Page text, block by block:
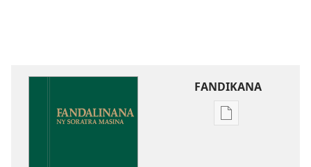
FANDIKANA
Fandikana